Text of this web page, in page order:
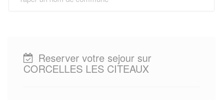
Reserver votre sejour sur
CORCELLES LES CITEAUX